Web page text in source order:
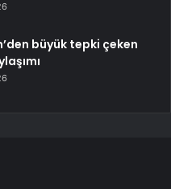
büyük tepki çeken